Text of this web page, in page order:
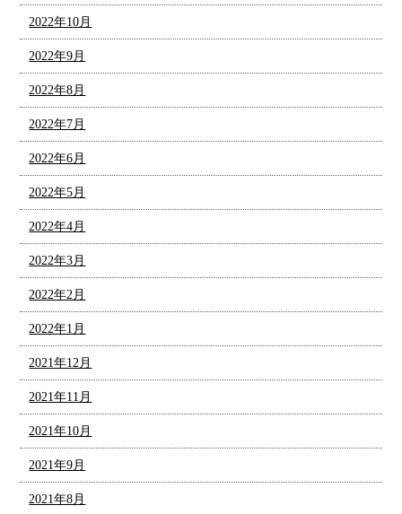
2022年10月
2022年9月
2022年8月
2022年7月
2022年6月
2022年5月
2022年4月
2022年3月
2022年2月
2022年1月
2021年12月
2021年11月
2021年10月
2021年9月
2021年8月